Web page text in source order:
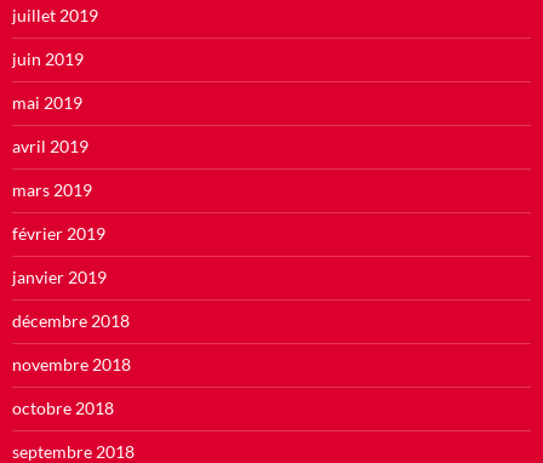
juillet 2019
juin 2019
mai 2019
avril 2019
mars 2019
février 2019
janvier 2019
décembre 2018
novembre 2018
octobre 2018
septembre 2018